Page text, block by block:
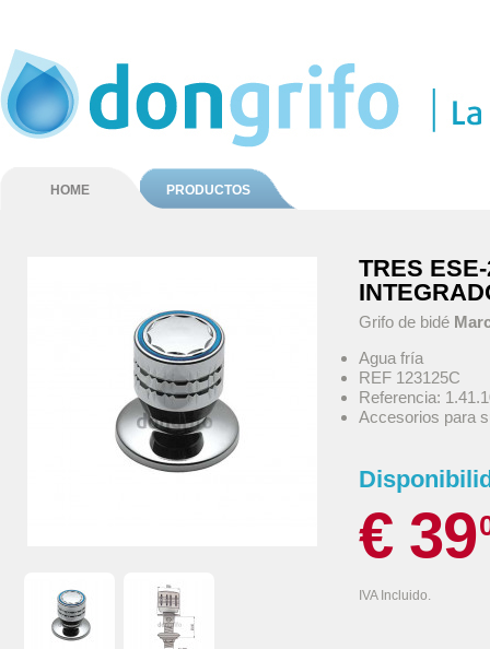
HOME PRODUCTOS
TRES
Grifo de bidé
Agua fría
REF 123125C
Referencia:
Accesorios para
€ 39
IVA Incluido.